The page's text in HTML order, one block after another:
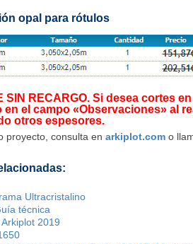
opal para rótulos
SIN RECARGO. Si desea cortes
el campo «Observaciones» al
otros espesores.
proyecto, consulta en arkiplot.com o
Ultracristalino
técnica
2019